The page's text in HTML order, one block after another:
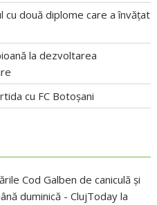
cu două diplome care a învățat
la dezvoltarea
cu FC Botoșani
Cod Galben de caniculă și
duminică - ClujToday la